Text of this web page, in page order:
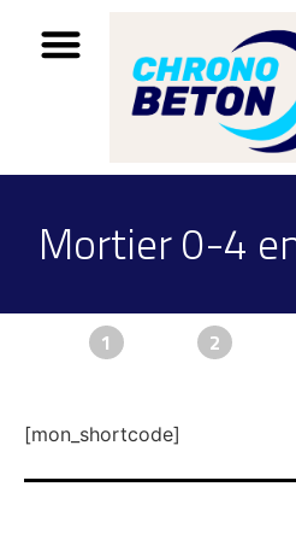
Mortier 0-4
1 2
[mon_shortcode]